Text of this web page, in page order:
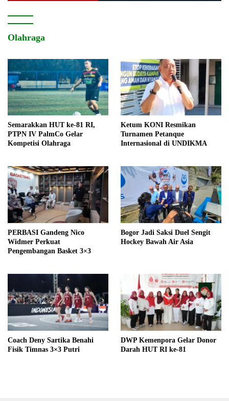
Olahraga
Semarakkan HUT ke-81 RI,
PTPN IV PalmCo Gelar
Kompetisi Olahraga
Ketum KONI Resmikan
Turnamen Petanque
Internasional di UNDIKMA
PERBASI Gandeng Nico
Widmer Perkuat
Pengembangan Basket 3×3
Bogor Jadi Saksi Duel Sengit
Hockey Bawah Air Asia
Coach Deny Sartika Benahi
Fisik Timnas 3×3 Putri
DWP Kemenpora Gelar Donor
Darah HUT RI ke-81